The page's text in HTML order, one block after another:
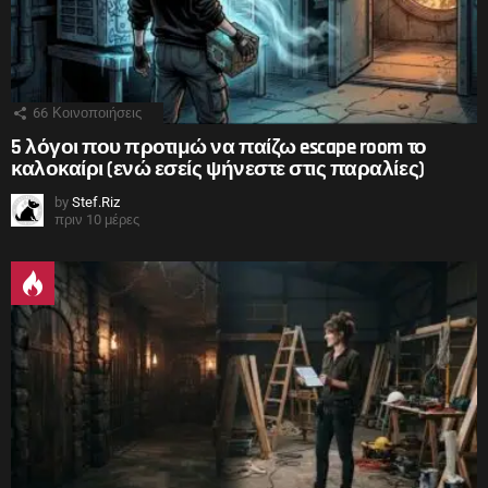
66 Κοινοποιήσεις
5 λόγοι που προτιμώ να παίζω escape room το
καλοκαίρι (ενώ εσείς ψήνεστε στις παραλίες)
by Stef.Riz
πριν 10 μέρες